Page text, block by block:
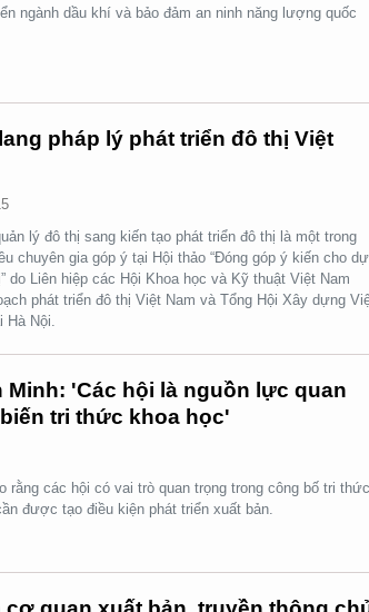
ngành dầu khí và bảo đảm an ninh năng lượng quốc
pháp lý phát triển đô thị Việt
lý đô thị sang kiến tạo phát triển đô thị là một trong
chuyên gia góp ý tại Hội thảo “Đóng góp ý kiến cho dự
do Liên hiệp các Hội Khoa học và Kỹ thuật Việt Nam
phát triển đô thị Việt Nam và Tổng Hội Xây dựng
Nội.
Minh: 'Các hội là nguồn lực quan
tri thức khoa học'
rằng các hội có vai trò quan trọng trong công bố tri
được tạo điều kiện phát triển xuất bản.